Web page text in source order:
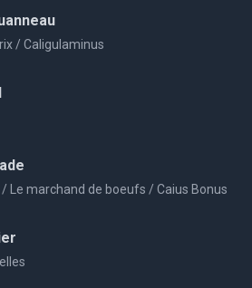
/ Caligulaminus
Le marchand de boeufs / Caius Bonus